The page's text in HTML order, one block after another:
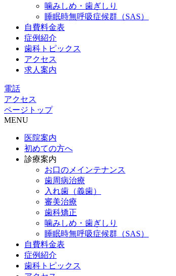
噛みしめ・歯ぎしり
睡眠時無呼吸症候群（SAS）
自費料金表
症例紹介
歯科トピックス
アクセス
求人案内
電話
アクセス
ページトップ
MENU
医院案内
初めての方へ
診療案内
お口のメインテナンス
歯周病治療
入れ歯（義歯）
審美治療
歯科矯正
噛みしめ・歯ぎしり
睡眠時無呼吸症候群（SAS）
自費料金表
症例紹介
歯科トピックス